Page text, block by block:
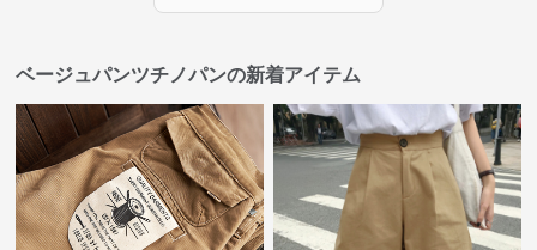
ベージュパンツチノパンの新着アイテム